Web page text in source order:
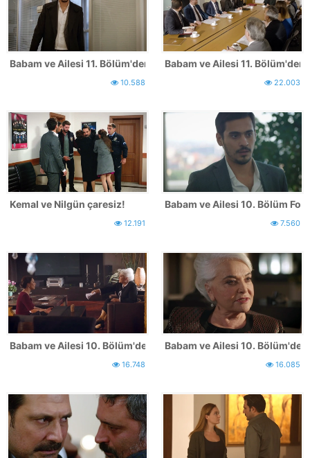
Babam ve Ailesi 11. Bölüm'den İlk Kareler - 2
10.588
Babam ve Ailesi 11. Bölüm'den
22.003
Kemal ve Nilgün çaresiz!
12.191
Babam ve Ailesi 10. Bölüm
7.560
Babam ve Ailesi 10. Bölüm'den İlk Kareler - 2
16.748
Babam ve Ailesi 10.
16.085